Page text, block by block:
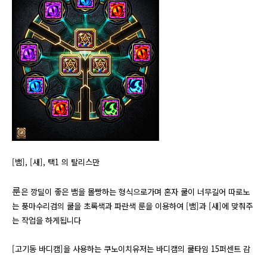
[뱀], [새], 택1 의 탈리스만
룬은 깡딜이 좋은 뱀을 몰빵하는 형식으로가며 혼자 쿨이 너무길어 따로노
는 풍마수리검의 쿨을 초록색과 파란색 룬을 이용하여 [뱀]과 [새]에 맞춰주
는 작업을 하게됩니다
[고기동 바디캠]을 사용하는 쿠노이치유저는 바디캠의 쿨타임 15퍼센트 감